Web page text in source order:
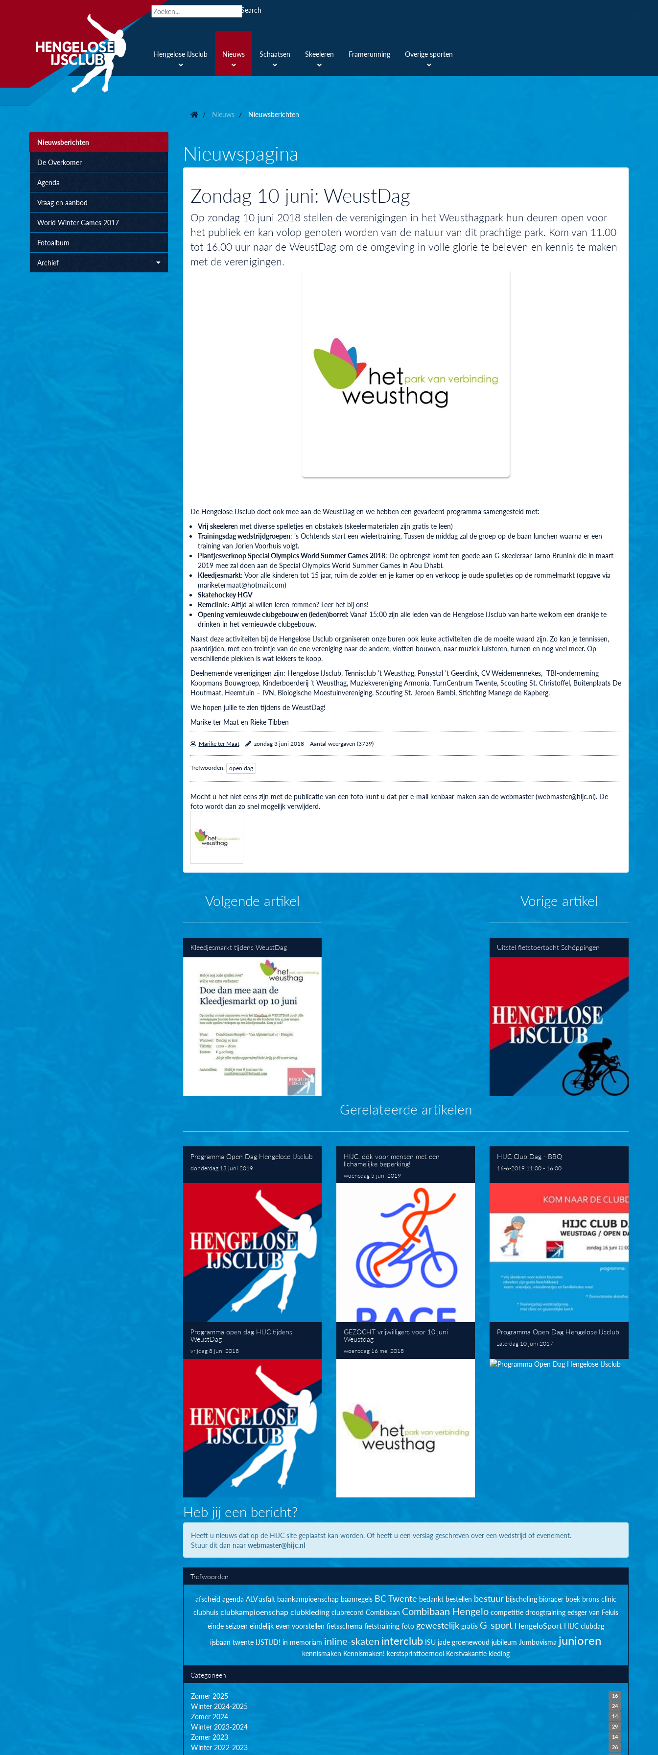
Search
Hengelose IJsclub Nieuws Schaatsen Skeeleren Framerunning Overige sporten
Nieuwsberichten
De Overkomer
Agenda
Vraag en aanbod
World Winter Games 2017
Fotoalbum
Archief
Nieuws Nieuwsberichten
Nieuwspagina
Zondag 10 juni: WeustDag
Op zondag 10 juni 2018 stellen de verenigingen in het Weusthagpark hun deuren open voor
het publiek en kan volop genoten worden van de natuur van dit prachtige park. Kom van 11.00
tot 16.00 uur naar de WeustDag om de omgeving in volle glorie te beleven en kennis te maken
met de verenigingen.
De Hengelose IJsclub doet ook mee aan de WeustDag en we hebben een gevarieerd programma samengesteld met:
Vrij skeeleren met diverse spelletjes en obstakels (skeelermaterialen zijn gratis te leen)
Trainingsdag wedstrijdgroepen: ’s Ochtends start een wielertraining. Tussen de middag zal de groep op de baan lunchen waarna er een
training van Jorien Voorhuis volgt.
Plantjesverkoop Special Olympics World Summer Games 2018: De opbrengst komt ten goede aan G-skeeleraar Jarno Brunink die in maart
2019 mee zal doen aan de Special Olympics World Summer Games in Abu Dhabi.
Kleedjesmarkt: Voor alle kinderen tot 15 jaar, ruim de zolder en je kamer op en verkoop je oude spulletjes op de rommelmarkt (opgave via
mariketermaat@hotmail.com)
Skatehockey HGV
Remclinic: Altijd al willen leren remmen? Leer het bij ons!
Opening vernieuwde clubgebouw en (leden)borrel: Vanaf 15:00 zijn alle leden van de Hengelose IJsclub van harte welkom een drankje te
drinken in het vernieuwde clubgebouw.
Naast deze activiteiten bij de Hengelose IJsclub organiseren onze buren ook leuke activiteiten die de moeite waard zijn. Zo kan je tennissen,
paardrijden, met een treintje van de ene vereniging naar de andere, vlotten bouwen, naar muziek luisteren, turnen en nog veel meer. Op
verschillende plekken is wat lekkers te koop.
Deelnemende verenigingen zijn: Hengelose IJsclub, Tennisclub ’t Weusthag, Ponystal ’t Geerdink, CV Weidemennekes, TBI-onderneming
Koopmans Bouwgroep, Kinderboerderij ’t Weusthag, Muziekvereniging Armonia, TurnCentrum Twente, Scouting St. Christoffel, Buitenplaats De
Houtmaat, Heemtuin – IVN, Biologische Moestuinvereniging, Scouting St. Jeroen Bambi, Stichting Manege de Kapberg.
We hopen jullie te zien tijdens de WeustDag!
Marike ter Maat en Rieke Tibben
Marike ter Maat zondag 3 juni 2018 Aantal weergaven (3739)
Trefwoorden: open dag
Mocht u het niet eens zijn met de publicatie van een foto kunt u dat per e-mail kenbaar maken aan de webmaster (webmaster@hijc.nl). De
foto wordt dan zo snel mogelijk verwijderd.
Volgende artikel
Kleedjesmarkt tijdens WeustDag
Vorige artikel
Uitstel fietstoertocht Schöppingen
Gerelateerde artikelen
Programma Open Dag Hengelose IJsclub
donderdag 13 juni 2019
HIJC: óók voor mensen met een
lichamelijke beperking!
woensdag 5 juni 2019
HIJC Club Dag - BBQ
16-6-2019 11:00 - 16:00
Programma open dag HIJC tijdens
WeustDag
vrijdag 8 juni 2018
GEZOCHT vrijwilligers voor 10 juni
Weustdag
woensdag 16 mei 2018
Programma Open Dag Hengelose IJsclub
zaterdag 10 juni 2017
Heb jij een bericht?
Heeft u nieuws dat op de HIJC site geplaatst kan worden. Of heeft u een verslag geschreven over een wedstrijd of evenement.
Stuur dit dan naar webmaster@hijc.nl
Trefwoorden
afscheid agenda ALV asfalt baankampioenschap baanregels BC Twente bedankt bestellen bestuur bijscholing bioracer boek brons clinic
clubhuis clubkampioenschapclubkleding clubrecord Combibaan Combibaan Hengelo competitie droogtraining edsger van Feluis
einde seizoen eindelijk even voorstellen fietsschema fietstraining foto gewestelijk gratis G-sport HengeloSport HIJC clubdag
ijsbaan twente IJSTIJD! in memoriam inline-skaten interclub ISU jade groenewoud jubileum Jumbovisma junioren
kennismaken Kennismaken! kerstsprinttoernooi Kerstvakantie kleding
Categorieën
16
Zomer 2025
24
Winter 2024-2025
14
Zomer 2024
29
Winter 2023-2024
14
Zomer 2023
26
Winter 2022-2023